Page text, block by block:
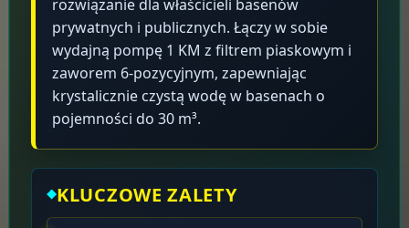
rozwiązanie dla właścicieli basenów
prywatnych i publicznych. Łączy w sobie
wydajną pompę 1 KM z filtrem piaskowym i
zaworem 6-pozycyjnym, zapewniając
krystalicznie czystą wodę w basenach o
pojemności do 30 m³.
KLUCZOWE ZALETY